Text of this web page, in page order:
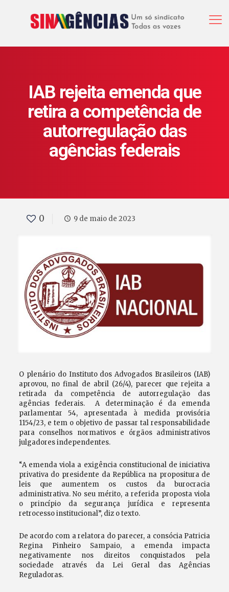
IAB rejeita emenda que
retira a competência de
autorregulação das
agências federais
0 9 de maio de 2023
O plenário do Instituto dos Advogados Brasileiros (IAB)
aprovou, no final de abril (26/4), parecer que rejeita a
retirada da competência de autorregulação das
agências federais. A determinação é da emenda
parlamentar 54, apresentada à medida provisória
1154/23, e tem o objetivo de passar tal responsabilidade
para conselhos normativos e órgãos administrativos
julgadores independentes.
“A emenda viola a exigência constitucional de iniciativa
privativa do presidente da República na propositura de
leis que aumentem os custos da burocracia
administrativa. No seu mérito, a referida proposta viola
o princípio da segurança jurídica e representa
retrocesso institucional”, diz o texto.
De acordo com a relatora do parecer, a consócia Patricia
Regina Pinheiro Sampaio, a emenda impacta
negativamente nos direitos conquistados pela
sociedade através da Lei Geral das Agências
Reguladoras.